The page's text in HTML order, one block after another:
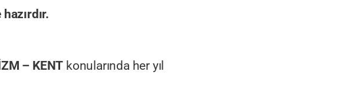
– KENT konularında her yıl